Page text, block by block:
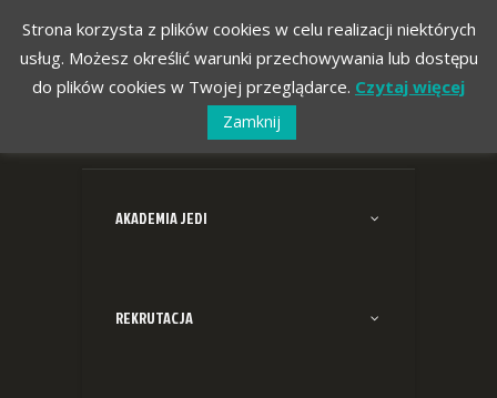
AKADEMIA JEDI
REKRUTACJA
Strona korzysta z plików cookies w celu realizacji niektórych
usług. Możesz określić warunki przechowywania lub dostępu
do plików cookies w Twojej przeglądarce. Czytaj więcej
Zamknij